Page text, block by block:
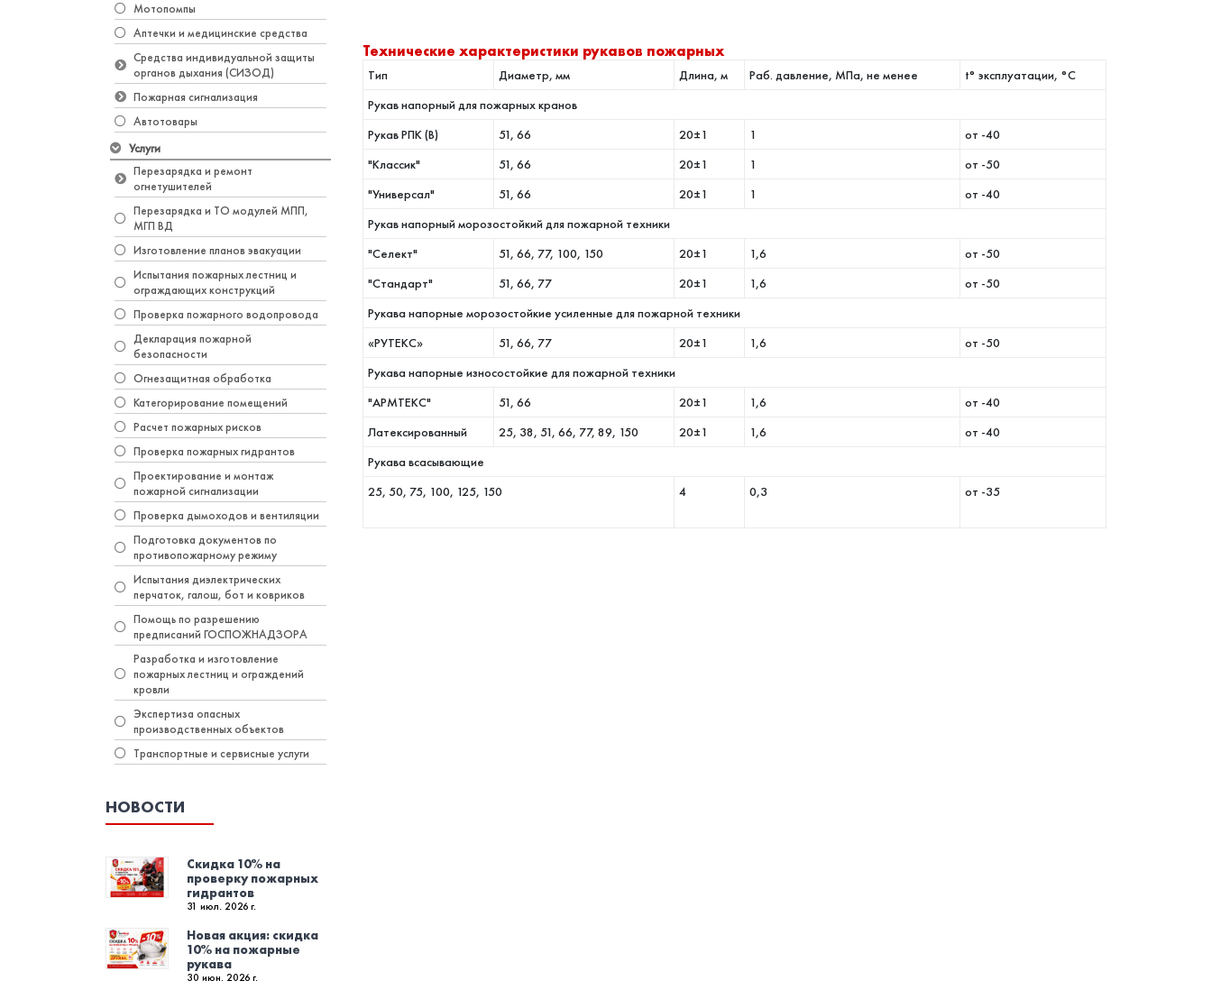
Мотопомпы
Аптечки и медицинские средства
Средства индивидуальной защиты
органов дыхания (СИЗОД)
Пожарная сигнализация
Автотовары
Услуги
Перезарядка и ремонт
огнетушителей
Перезарядка и ТО модулей МПП,
МГП ВД
Изготовление планов эвакуации
Испытания пожарных лестниц и
ограждающих конструкций
Проверка пожарного водопровода
Декларация пожарной
безопасности
Огнезащитная обработка
Категорирование помещений
Расчет пожарных рисков
Проверка пожарных гидрантов
Проектирование и монтаж
пожарной сигнализации
Проверка дымоходов и вентиляции
Подготовка документов по
противопожарному режиму
Испытания диэлектрических
перчаток, галош, бот и ковриков
Помощь по разрешению
предписаний ГОСПОЖНАДЗОРА
Разработка и изготовление
пожарных лестниц и ограждений
кровли
Экспертиза опасных
производственных объектов
Транспортные и сервисные услуги
НОВОСТИ
Скидка 10% на
проверку пожарных
гидрантов
31 июл. 2026 г.
Новая акция: скидка
10% на пожарные
рукава
30 июн. 2026 г.
Технические характеристики рукавов пожарных
Тип Диаметр, мм Длина, м Раб. давление, МПа, не менее
t° эксплуатации, °С
Рукав напорный для пожарных кранов
Рукав РПК (В)
51, 66 20±1 1
от -40
"Классик"
51, 66 20±1 1
от -50
"Универсал"
51, 66 20±1 1
от -40
Рукав напорный морозостойкий для пожарной техники
"Селект"
51, 66, 77, 100, 150 20±1 1,6
от -50
"Стандарт"
51, 66, 77 20±1 1,6
от -50
Рукава напорные морозостойкие усиленные для пожарной техники
«РУТЕКС»
51, 66, 77 20±1 1,6
от -50
Рукава напорные износостойкие для пожарной техники
"АРМТЕКС"
51, 66 20±1 1,6
от -40
Латексированный
25, 38, 51, 66, 77, 89, 150 20±1 1,6
от -40
Рукава всасывающие
25, 50, 75, 100, 125, 150
4 0,3 от -35